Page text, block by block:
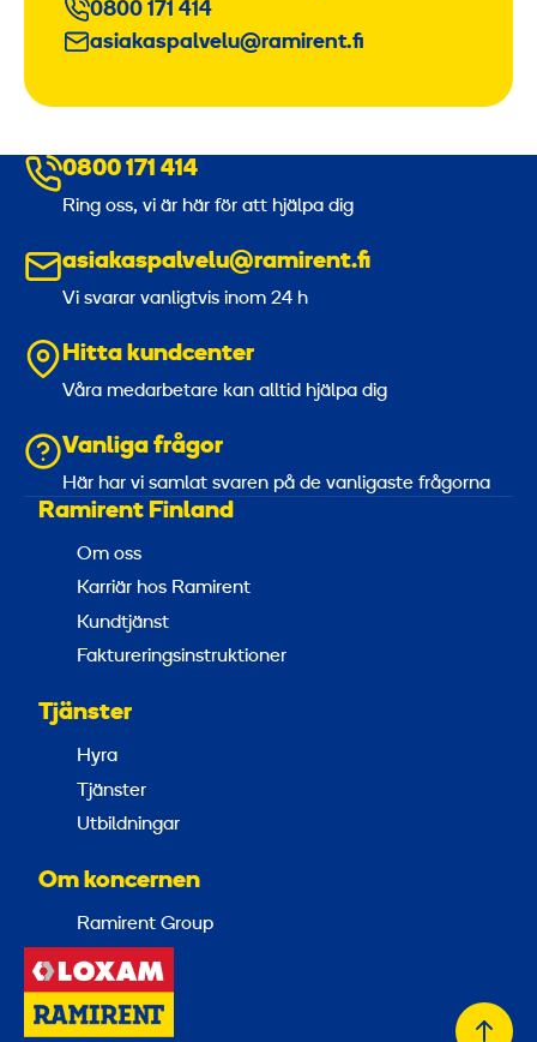
0800 171 414
asiakaspalvelu@ramirent.fi
0800 171 414
Ring oss, vi är här för att hjälpa dig
asiakaspalvelu@ramirent.fi
Vi svarar vanligtvis inom 24 h
Hitta kundcenter
Våra medarbetare kan alltid hjälpa dig
Vanliga frågor
Här har vi samlat svaren på de vanligaste frågorna
Ramirent Finland
Om oss
Karriär hos Ramirent
Kundtjänst
Faktureringsinstruktioner
Tjänster
Hyra
Tjänster
Utbildningar
Om koncernen
Ramirent Group